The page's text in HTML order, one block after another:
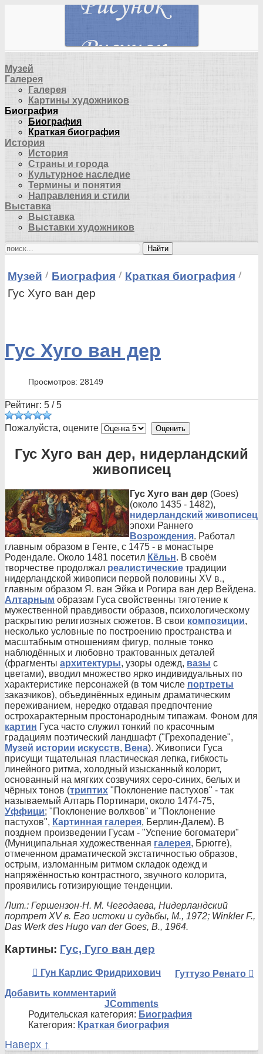
Музей
Галерея
Галерея
Картины художников
Биография
Биография
Краткая биография
История
История
Страны и города
Культурное наследие
Термины и понятия
Направления и стили
Выставка
Выставка
Выставки художников
Найти
Музей Биография
Краткая биография
Гус Хуго ван дер
Гус Хуго ван дер
Просмотров: 28149
Рейтинг: 5 /5
Пожалуйста, оцените
Гус Хуго ван дер, нидерландский
живописец
Гус Хуго ван дер (Goes)
(около 1435 - 1482),
нидерландский живописец
эпохи Раннего
Возрождения. Работал
главным образом в Генте, с 1475 - в монастыре
Родендале. Около 1481 посетил Кёльн. В своём
творчестве продолжал реалистические традиции
нидерландской живописи первой половины XV в.,
главным образом Я. ван Эйка и Рогира ван дер Вейдена.
Алтарным образам Гуса свойственны тяготение к
мужественной правдивости образов, психологическому
раскрытию религиозных сюжетов. В свои композиции,
несколько условные по построению пространства и
масштабным отношениям фигур, полные тонко
наблюдённых и любовно трактованных деталей
(фрагменты архитектуры, узоры одежд, вазы с
цветами), вводил множество ярко индивидуальных по
характеристике персонажей (в том числе портреты
заказчиков), объединённых единым драматическим
переживанием, нередко отдавая предпочтение
острохарактерным простонародным типажам. Фоном для
картин Гуса часто служил тонкий по красочным
градациям поэтический ландшафт ("Грехопадение",
Музей истории искусств, Вена). Живописи Гуса
присущи тщательная пластическая лепка, гибкость
линейного ритма, холодный изысканный колорит,
основанный на мягких созвучиях серо-синих, белых и
чёрных тонов (триптих "Поклонение пастухов" - так
называемый Алтарь Портинари, около 1474-75,
Уффици; "Поклонение волхвов" и "Поклонение
пастухов", Картинная галерея, Берлин-Далем). В
позднем произведении Гусам - "Успение богоматери"
(Муниципальная художественная галерея, Брюгге),
отмеченном драматической экстатичностью образов,
острым, изломанным ритмом складок одежд и
напряжённостью контрастного, звучного колорита,
проявились готизирующие тенденции.
Лит.: Гершензон-Н. М. Чегодаева, Нидерландский
портрет XV в. Его истоки и судьбы, М., 1972; Winkler F.,
Das Werk des Hugo van der Goes, В., 1964.
Картины: Гус, Гуго ван дер
Гун Карлис Фридрихович
Гуттузо Ренато
Добавить комментарий
JComments
Родительская категория: Биография
Категория: Краткая биография
Наверх ↑